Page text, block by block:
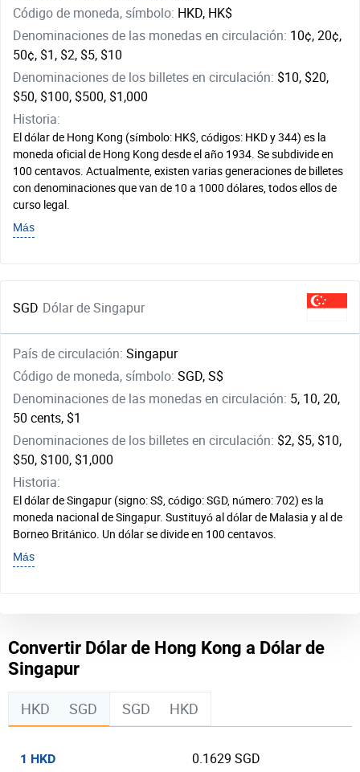
Código de moneda, símbolo: HKD, HK$
Denominaciones de las monedas en circulación: 10¢, 20¢,
50¢, $1, $2, $5, $10
Denominaciones de los billetes en circulación: $10, $20,
$50, $100, $500, $1,000
Historia:
El dólar de Hong Kong (símbolo: HK$, códigos: HKD y 344) es la
moneda oficial de Hong Kong desde el año 1934. Se subdivide en
100 centavos. Actualmente, existen varias generaciones de billetes
con denominaciones que van de 10 a 1000 dólares, todos ellos de
curso legal.
Más
SGD Dólar de Singapur
País de circulación: Singapur
Código de moneda, símbolo: SGD, S$
Denominaciones de las monedas en circulación: 5, 10, 20,
50 cents, $1
Denominaciones de los billetes en circulación: $2, $5, $10,
$50, $100, $1,000
Historia:
El dólar de Singapur (signo: S$, código: SGD, número: 702) es la
moneda nacional de Singapur. Sustituyó al dólar de Malasia y al de
Borneo Británico. Un dólar se divide en 100 centavos.
Más
Convertir Dólar de Hong Kong a Dólar de
Singapur
HKD SGD SGD HKD
1 HKD 0.1629 SGD